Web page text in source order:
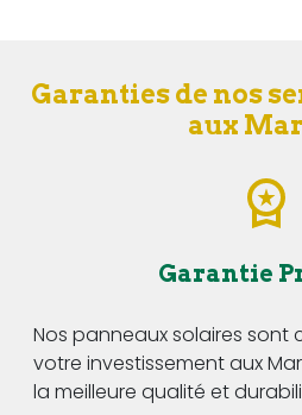
Garanties de nos
aux
Garantie
Nos panneaux solaires
votre investissement aux
la meilleure qualité et